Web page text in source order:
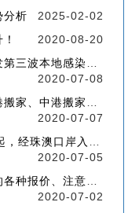
分析
2025-02-02
2020-08-20
染，或再推迟启用！
2020-07-08
業務範圍、技術保障
2020-07-07
口岸入境有新变化！
2020-07-05
价格【深港搬家价格查询】
2020-07-02